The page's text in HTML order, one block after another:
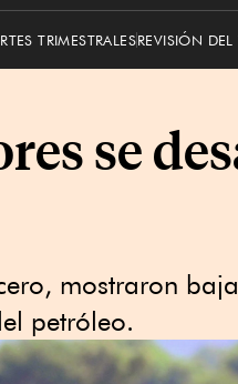
TRIMESTRALESREVISIÓN
se
mostraron
petróleo.